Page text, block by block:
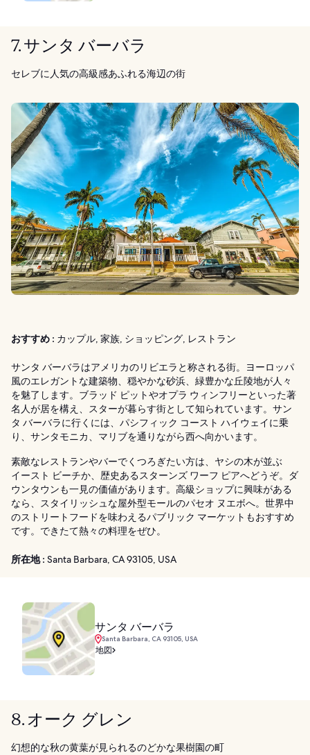
7. サンタ バーバラ
セレブに人気の高級感あふれる海辺の街
おすすめ : カップル, 家族, ショッピング, レストラン
サンタ バーバラはアメリカのリビエラと称される街。ヨーロッパ
風のエレガントな建築物、穏やかな砂浜、緑豊かな丘陵地が人々
を魅了します。ブラッド ピットやオプラ ウィンフリーといった著
名人が居を構え、スターが暮らす街として知られています。サン
タ バーバラに行くには、パシフィック コースト ハイウェイに乗
り、サンタモニカ、マリブを通りながら西へ向かいます。
素敵なレストランやバーでくつろぎたい方は、ヤシの木が並ぶ
イースト ビーチか、歴史あるスターンズ ワーフ ピアへどうぞ。ダ
ウンタウンも一見の価値があります。高級ショップに興味がある
なら、スタイリッシュな屋外型モールのパセオ ヌエボへ。世界中
のストリートフードを味わえるパブリック マーケットもおすすめ
です。できたて熱々の料理をぜひ。
所在地 : Santa Barbara, CA 93105, USA
サンタ バーバラ
Santa Barbara, CA 93105, USA
地図
8. オーク グレン
幻想的な秋の黄葉が見られるのどかな果樹園の町